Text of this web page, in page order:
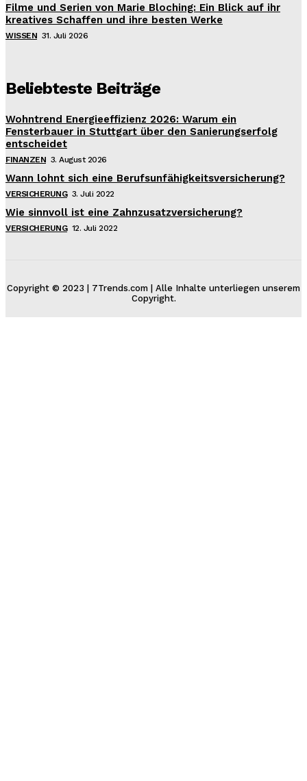
Filme und Serien von Marie Bloching: Ein Blick auf ihr
kreatives Schaffen und ihre besten Werke
WISSEN 31. Juli 2026
Beliebteste Beiträge
Wohntrend Energieeffizienz 2026: Warum ein
Fensterbauer in Stuttgart über den Sanierungserfolg
entscheidet
FINANZEN 3. August 2026
Wann lohnt sich eine Berufsunfähigkeitsversicherung?
VERSICHERUNG 3. Juli 2022
Wie sinnvoll ist eine Zahnzusatzversicherung?
VERSICHERUNG 12. Juli 2022
Copyright © 2023 | 7Trends.com | Alle Inhalte unterliegen unserem
Copyright.